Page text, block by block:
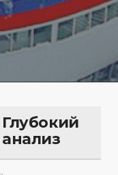
Бизнесу
обещания:
проблемах
Глубокий
анализ